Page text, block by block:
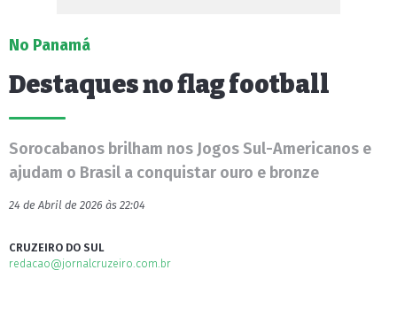
No Panamá
Destaques no flag football
Sorocabanos brilham nos Jogos Sul-Americanos e
ajudam o Brasil a conquistar ouro e bronze
24 de Abril de 2026 às 22:04
CRUZEIRO DO SUL
redacao@jornalcruzeiro.com.br